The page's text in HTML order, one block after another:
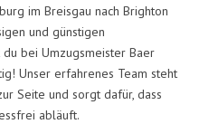
im Breisgau nach Brighton
und günstigen
bei Umzugsmeister Baer
Unser erfahrenes Team steht
Seite und sorgt dafür, dass
abläuft.